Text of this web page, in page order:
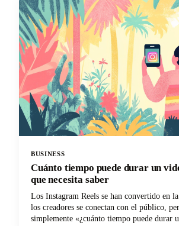
BUSINESS
Cuánto tiempo puede durar un
que necesita saber
Los Instagram Reels se han convertido en
los creadores se conectan con el público,
simplemente «¿cuánto tiempo puede durar